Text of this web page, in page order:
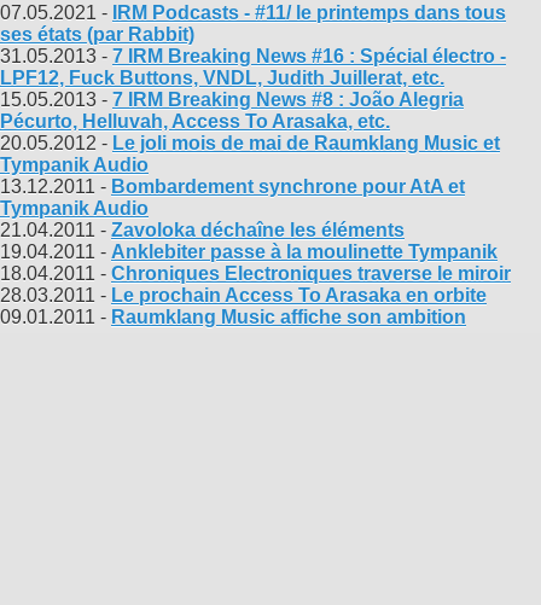
07.05.2021 -
IRM Podcasts - #11/ le printemps dans tous
ses états (par Rabbit)
31.05.2013 - 7 IRM Breaking News #16 : Spécial électro -
LPF12, Fuck Buttons, VNDL, Judith Juillerat, etc.
15.05.2013 - 7 IRM Breaking News #8 : João Alegria
Pécurto, Helluvah, Access To Arasaka, etc.
20.05.2012 - Le joli mois de mai de Raumklang Music et
Tympanik Audio
13.12.2011 - Bombardement synchrone pour AtA et
Tympanik Audio
21.04.2011 - Zavoloka déchaîne les éléments
19.04.2011 - Anklebiter passe à la moulinette Tympanik
18.04.2011 - Chroniques Electroniques traverse le miroir
28.03.2011 - Le prochain Access To Arasaka en orbite
09.01.2011 - Raumklang Music affiche son ambition